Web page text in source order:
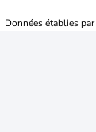
Données établies par